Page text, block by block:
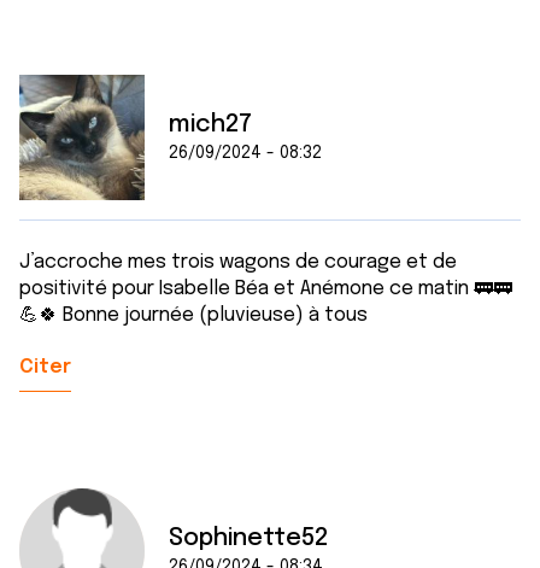
mich27
26/09/2024 - 08:32
J’accroche mes trois wagons de courage et de
positivité pour Isabelle Béa et Anémone ce matin 🚃🚃
💪🍀 Bonne journée (pluvieuse) à tous
Citer
Sophinette52